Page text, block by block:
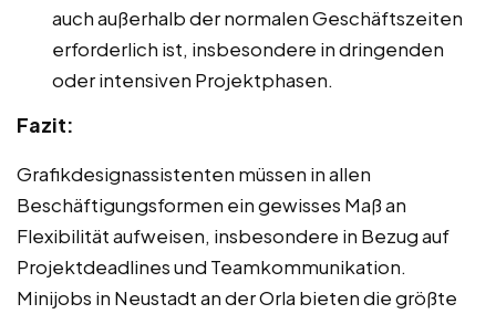
auch außerhalb der normalen Geschäftszeiten
erforderlich ist, insbesondere in dringenden
oder intensiven Projektphasen.
Fazit:
Grafikdesignassistenten müssen in allen
Beschäftigungsformen ein gewisses Maß an
Flexibilität aufweisen, insbesondere in Bezug auf
Projektdeadlines und Teamkommunikation.
Minijobs in Neustadt an der Orla bieten die größte